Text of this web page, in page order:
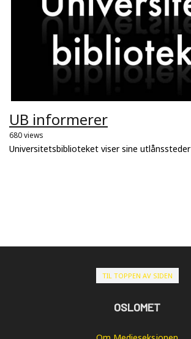
UB informerer
680 views
Universitetsbiblioteket viser sine utlånssteder
TIL TOPPEN AV SIDEN
OSLOMET